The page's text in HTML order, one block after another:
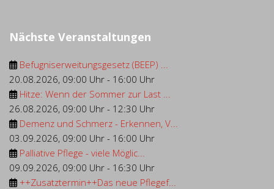
Nächste Veranstaltungen
Befugniserweitungsgesetz (BEEP) ...
20.08.2026, 09:00 Uhr - 16:00 Uhr
Hitze: Wenn der Sommer zur Last ...
26.08.2026, 09:00 Uhr - 12:30 Uhr
Demenz und Schmerz - Erkennen, V...
03.09.2026, 09:00 Uhr - 16:00 Uhr
Palliative Pflege - viele Möglic...
09.09.2026, 09:00 Uhr - 16:30 Uhr
++Zusatztermin++Das neue Pflegef...